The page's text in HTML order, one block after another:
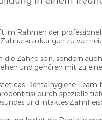
im Rahmen der
zu
Zähne sein, sondern
und gehören mit zu
das Dentalhygiene
durch spezielle
und intaktes